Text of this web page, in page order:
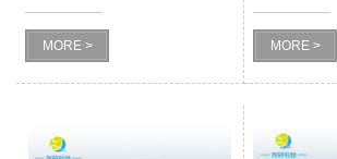
ZSM-5分子筛
MORE >
ZSM-5分子筛
MORE >